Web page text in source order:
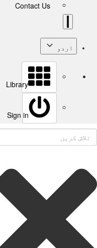
Contact Us
اردو
Library
Sign in